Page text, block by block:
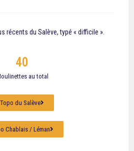
récents du Salève, typé « difficile ».
au total
40
Topo du Salève
Chablais / Léman